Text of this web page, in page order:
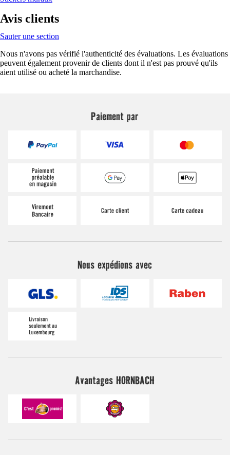
Avis clients
Sauter une section
Nous n'avons pas vérifié l'authenticité des évaluations. Les évaluations
peuvent également provenir de clients dont il n'est pas prouvé qu'ils
aient utilisé ou acheté la marchandise.
Paiement par
Nous expédions avec
Avantages HORNBACH